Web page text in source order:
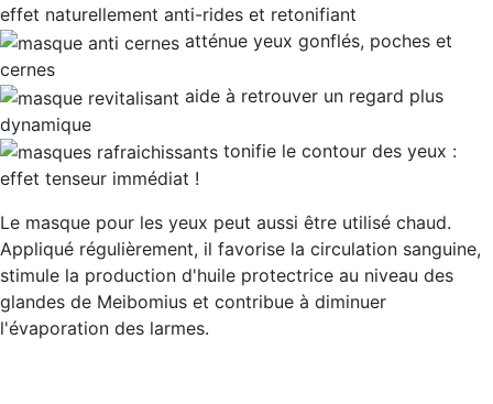
effet naturellement anti-rides et retonifiant
atténue yeux gonflés, poches et
cernes
aide à retrouver un regard plus
dynamique
tonifie le contour des yeux :
effet tenseur immédiat !
Le masque pour les yeux peut aussi être utilisé chaud.
Appliqué régulièrement, il favorise la circulation sanguine,
stimule la production d'huile protectrice au niveau des
glandes de Meibomius et contribue à diminuer
l'évaporation des larmes.